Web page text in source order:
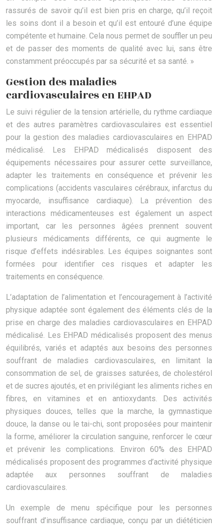
rassurés de savoir qu’il est bien pris en charge, qu’il reçoit
les soins dont il a besoin et qu’il est entouré d’une équipe
compétente et humaine. Cela nous permet de souffler un peu
et de passer des moments de qualité avec lui, sans être
constamment préoccupés par sa sécurité et sa santé. »
Gestion des maladies
cardiovasculaires en EHPAD
Le suivi régulier de la tension artérielle, du rythme cardiaque
et des autres paramètres cardiovasculaires est essentiel
pour la gestion des maladies cardiovasculaires en EHPAD
médicalisé. Les EHPAD médicalisés disposent des
équipements nécessaires pour assurer cette surveillance,
adapter les traitements en conséquence et prévenir les
complications (accidents vasculaires cérébraux, infarctus du
myocarde, insuffisance cardiaque). La prévention des
interactions médicamenteuses est également un aspect
important, car les personnes âgées prennent souvent
plusieurs médicaments différents, ce qui augmente le
risque d’effets indésirables. Les équipes soignantes sont
formées pour identifier ces risques et adapter les
traitements en conséquence.
L’adaptation de l’alimentation et l’encouragement à l’activité
physique adaptée sont également des éléments clés de la
prise en charge des maladies cardiovasculaires en EHPAD
médicalisé. Les EHPAD médicalisés proposent des menus
équilibrés, variés et adaptés aux besoins des personnes
souffrant de maladies cardiovasculaires, en limitant la
consommation de sel, de graisses saturées, de cholestérol
et de sucres ajoutés, et en privilégiant les aliments riches en
fibres, en vitamines et en antioxydants. Des activités
physiques douces, telles que la marche, la gymnastique
douce, la danse ou le tai-chi, sont proposées pour maintenir
la forme, améliorer la circulation sanguine, renforcer le cœur
et prévenir les complications. Environ 60% des EHPAD
médicalisés proposent des programmes d’activité physique
adaptée aux personnes souffrant de maladies
cardiovasculaires.
Un exemple de menu spécifique pour les personnes
souffrant d’insuffisance cardiaque, conçu par un diététicien